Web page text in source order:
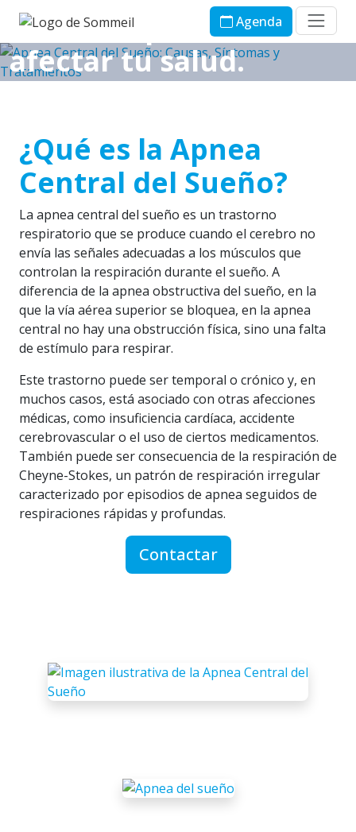
Agenda
duermes pueden
afectar tu salud.
mejorar tu descanso y bienestar.
¡Contáctanos!
¿Qué es la Apnea
Central del Sueño?
La apnea central del sueño es un trastorno
respiratorio que se produce cuando el cerebro no
envía las señales adecuadas a los músculos que
controlan la respiración durante el sueño. A
diferencia de la apnea obstructiva del sueño, en la
que la vía aérea superior se bloquea, en la apnea
central no hay una obstrucción física, sino una falta
de estímulo para respirar.
Este trastorno puede ser temporal o crónico y, en
muchos casos, está asociado con otras afecciones
médicas, como insuficiencia cardíaca, accidente
cerebrovascular o el uso de ciertos medicamentos.
También puede ser consecuencia de la respiración de
Cheyne-Stokes, un patrón de respiración irregular
caracterizado por episodios de apnea seguidos de
respiraciones rápidas y profundas.
Contactar